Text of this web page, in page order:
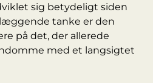
sig betydeligt siden
tanke er den
på det, der allerede
med et langsigtet